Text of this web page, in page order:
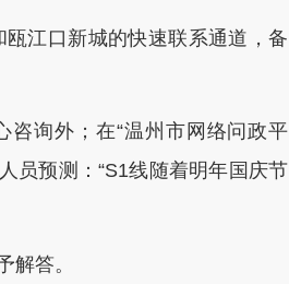
口新城的快速联系通道，备
询外；在“温州市网络问政平
员预测：“S1线随着明年国庆节
答。